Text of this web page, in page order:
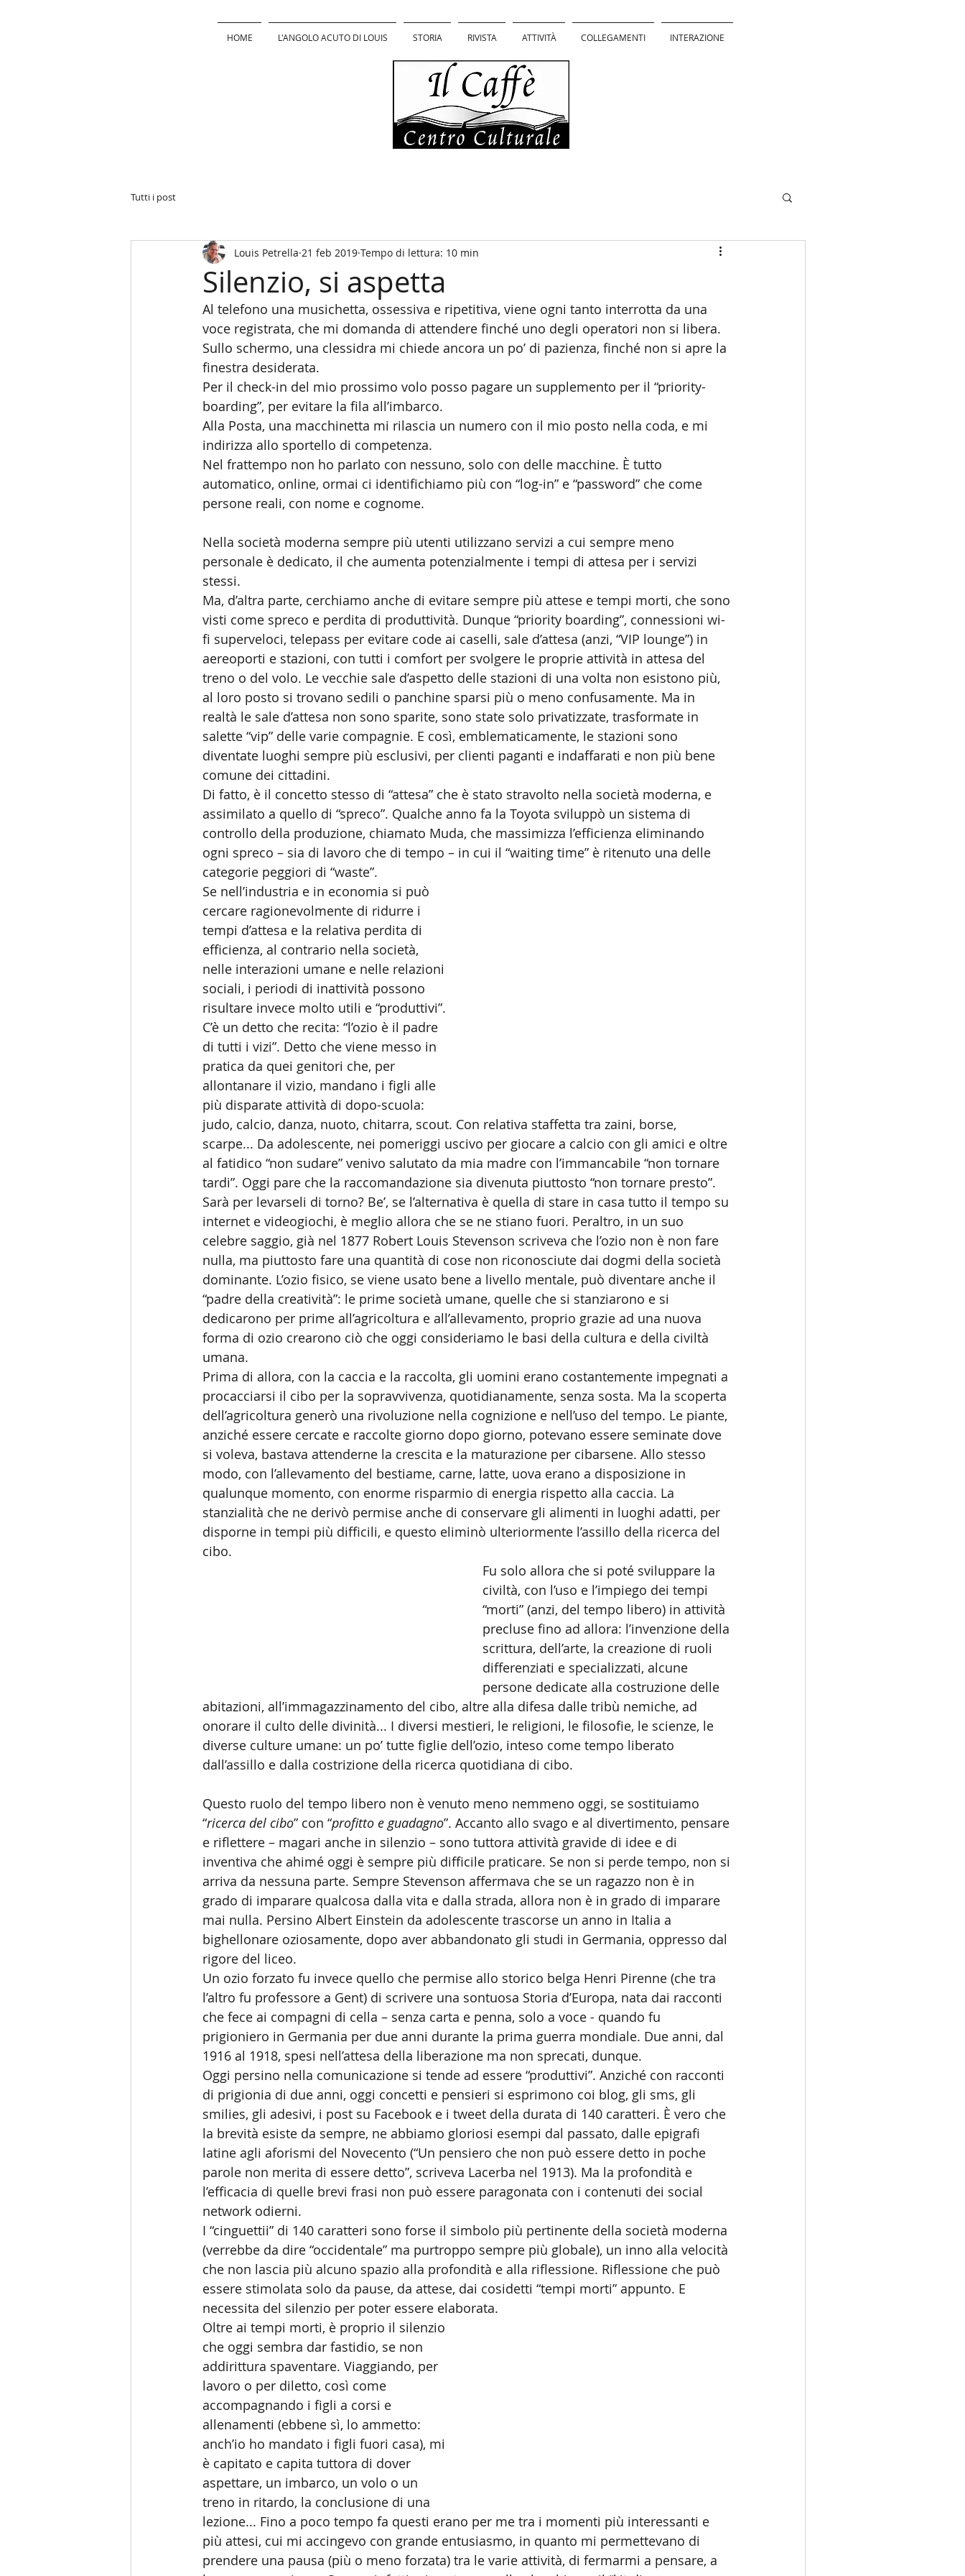
HOME L'ANGOLO ACUTO DI LOUIS STORIA RIVISTA ATTIVITÀ COLLEGAMENTI INTERAZIONE
Tutti i post
Silenzio, si aspetta
Louis Petrella 21 feb 2019 Tempo di lettura: 10 min
Al telefono una musichetta, ossessiva e ripetitiva, viene ogni tanto interrotta da una
voce registrata, che mi domanda di attendere finché uno degli operatori non si libera.
Sullo schermo, una clessidra mi chiede ancora un po’ di pazienza, finché non si apre la
finestra desiderata.
Per il check-in del mio prossimo volo posso pagare un supplemento per il “priority-
boarding”, per evitare la fila all’imbarco.
Alla Posta, una macchinetta mi rilascia un numero con il mio posto nella coda, e mi
indirizza allo sportello di competenza.
Nel frattempo non ho parlato con nessuno, solo con delle macchine. È tutto
automatico, online, ormai ci identifichiamo più con “log-in” e “password” che come
persone reali, con nome e cognome.
Nella società moderna sempre più utenti utilizzano servizi a cui sempre meno
personale è dedicato, il che aumenta potenzialmente i tempi di attesa per i servizi
stessi.
Ma, d’altra parte, cerchiamo anche di evitare sempre più attese e tempi morti, che sono
visti come spreco e perdita di produttività. Dunque “priority boarding”, connessioni wi-
fi superveloci, telepass per evitare code ai caselli, sale d’attesa (anzi, “VIP lounge”) in
aereoporti e stazioni, con tutti i comfort per svolgere le proprie attività in attesa del
treno o del volo. Le vecchie sale d’aspetto delle stazioni di una volta non esistono più,
al loro posto si trovano sedili o panchine sparsi più o meno confusamente. Ma in
realtà le sale d’attesa non sono sparite, sono state solo privatizzate, trasformate in
salette “vip” delle varie compagnie. E così, emblematicamente, le stazioni sono
diventate luoghi sempre più esclusivi, per clienti paganti e indaffarati e non più bene
comune dei cittadini.
Di fatto, è il concetto stesso di “attesa” che è stato stravolto nella società moderna, e
assimilato a quello di “spreco”. Qualche anno fa la Toyota sviluppò un sistema di
controllo della produzione, chiamato Muda, che massimizza l’efficienza eliminando
ogni spreco – sia di lavoro che di tempo – in cui il “waiting time” è ritenuto una delle
categorie peggiori di “waste”.
Se nell’industria e in economia si può
cercare ragionevolmente di ridurre i
tempi d’attesa e la relativa perdita di
efficienza, al contrario nella società,
nelle interazioni umane e nelle relazioni
sociali, i periodi di inattività possono
risultare invece molto utili e “produttivi”.
C’è un detto che recita: “l’ozio è il padre
di tutti i vizi”. Detto che viene messo in
pratica da quei genitori che, per
allontanare il vizio, mandano i figli alle
più disparate attività di dopo-scuola:
judo, calcio, danza, nuoto, chitarra, scout. Con relativa staffetta tra zaini, borse,
scarpe... Da adolescente, nei pomeriggi uscivo per giocare a calcio con gli amici e oltre
al fatidico “non sudare” venivo salutato da mia madre con l’immancabile “non tornare
tardi”. Oggi pare che la raccomandazione sia divenuta piuttosto “non tornare presto”.
Sarà per levarseli di torno? Be’, se l’alternativa è quella di stare in casa tutto il tempo su
internet e videogiochi, è meglio allora che se ne stiano fuori. Peraltro, in un suo
celebre saggio, già nel 1877 Robert Louis Stevenson scriveva che l’ozio non è non fare
nulla, ma piuttosto fare una quantità di cose non riconosciute dai dogmi della società
dominante. L’ozio fisico, se viene usato bene a livello mentale, può diventare anche il
“padre della creatività”: le prime società umane, quelle che si stanziarono e si
dedicarono per prime all’agricoltura e all’allevamento, proprio grazie ad una nuova
forma di ozio crearono ciò che oggi consideriamo le basi della cultura e della civiltà
umana.
Prima di allora, con la caccia e la raccolta, gli uomini erano costantemente impegnati a
procacciarsi il cibo per la sopravvivenza, quotidianamente, senza sosta. Ma la scoperta
dell’agricoltura generò una rivoluzione nella cognizione e nell’uso del tempo. Le piante,
anziché essere cercate e raccolte giorno dopo giorno, potevano essere seminate dove
si voleva, bastava attenderne la crescita e la maturazione per cibarsene. Allo stesso
modo, con l’allevamento del bestiame, carne, latte, uova erano a disposizione in
qualunque momento, con enorme risparmio di energia rispetto alla caccia. La
stanzialità che ne derivò permise anche di conservare gli alimenti in luoghi adatti, per
disporne in tempi più difficili, e questo eliminò ulteriormente l’assillo della ricerca del
cibo.
Fu solo allora che si poté sviluppare la
civiltà, con l’uso e l’impiego dei tempi
“morti” (anzi, del tempo libero) in attività
precluse fino ad allora: l’invenzione della
scrittura, dell’arte, la creazione di ruoli
differenziati e specializzati, alcune
persone dedicate alla costruzione delle
abitazioni, all’immagazzinamento del cibo, altre alla difesa dalle tribù nemiche, ad
onorare il culto delle divinità... I diversi mestieri, le religioni, le filosofie, le scienze, le
diverse culture umane: un po’ tutte figlie dell’ozio, inteso come tempo liberato
dall’assillo e dalla costrizione della ricerca quotidiana di cibo.
Questo ruolo del tempo libero non è venuto meno nemmeno oggi, se sostituiamo
“ricerca del cibo” con “profitto e guadagno”. Accanto allo svago e al divertimento, pensare
e riflettere – magari anche in silenzio – sono tuttora attività gravide di idee e di
inventiva che ahimé oggi è sempre più difficile praticare. Se non si perde tempo, non si
arriva da nessuna parte. Sempre Stevenson affermava che se un ragazzo non è in
grado di imparare qualcosa dalla vita e dalla strada, allora non è in grado di imparare
mai nulla. Persino Albert Einstein da adolescente trascorse un anno in Italia a
bighellonare oziosamente, dopo aver abbandonato gli studi in Germania, oppresso dal
rigore del liceo.
Un ozio forzato fu invece quello che permise allo storico belga Henri Pirenne (che tra
l’altro fu professore a Gent) di scrivere una sontuosa Storia d’Europa, nata dai racconti
che fece ai compagni di cella – senza carta e penna, solo a voce - quando fu
prigioniero in Germania per due anni durante la prima guerra mondiale. Due anni, dal
1916 al 1918, spesi nell’attesa della liberazione ma non sprecati, dunque.
Oggi persino nella comunicazione si tende ad essere “produttivi”. Anziché con racconti
di prigionia di due anni, oggi concetti e pensieri si esprimono coi blog, gli sms, gli
smilies, gli adesivi, i post su Facebook e i tweet della durata di 140 caratteri. È vero che
la brevità esiste da sempre, ne abbiamo gloriosi esempi dal passato, dalle epigrafi
latine agli aforismi del Novecento (“Un pensiero che non può essere detto in poche
parole non merita di essere detto”, scriveva Lacerba nel 1913). Ma la profondità e
l’efficacia di quelle brevi frasi non può essere paragonata con i contenuti dei social
network odierni.
I “cinguettii” di 140 caratteri sono forse il simbolo più pertinente della società moderna
(verrebbe da dire “occidentale” ma purtroppo sempre più globale), un inno alla velocità
che non lascia più alcuno spazio alla profondità e alla riflessione. Riflessione che può
essere stimolata solo da pause, da attese, dai cosidetti “tempi morti” appunto. E
necessita del silenzio per poter essere elaborata.
Oltre ai tempi morti, è proprio il silenzio
che oggi sembra dar fastidio, se non
addirittura spaventare. Viaggiando, per
lavoro o per diletto, così come
accompagnando i figli a corsi e
allenamenti (ebbene sì, lo ammetto:
anch’io ho mandato i figli fuori casa), mi
è capitato e capita tuttora di dover
aspettare, un imbarco, un volo o un
treno in ritardo, la conclusione di una
lezione... Fino a poco tempo fa questi erano per me tra i momenti più interessanti e
più attesi, cui mi accingevo con grande entusiasmo, in quanto mi permettevano di
prendere una pausa (più o meno forzata) tra le varie attività, di fermarmi a pensare, a